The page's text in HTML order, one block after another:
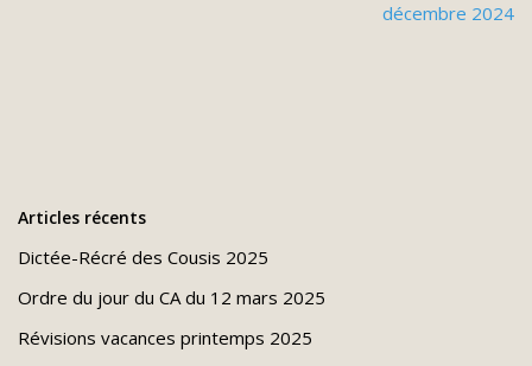
décembre 2024
Articles récents
Dictée-Récré des Cousis 2025
Ordre du jour du CA du 12 mars 2025
Révisions vacances printemps 2025